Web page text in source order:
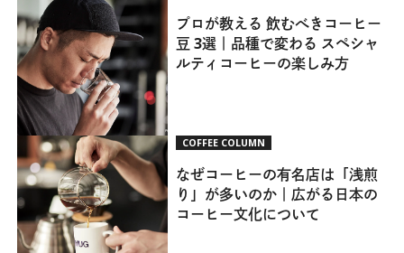
プロが教える 飲むべきコーヒー
豆 3選｜品種で変わる スペシャ
ルティコーヒーの楽しみ方
COFFEE COLUMN
なぜコーヒーの有名店は「浅煎
り」が多いのか｜広がる日本の
コーヒー文化について